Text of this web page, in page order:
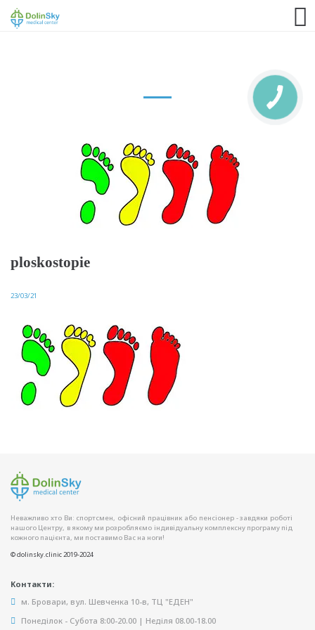
ploskostopie
23/03/21
Неважливо хто Ви: спортсмен, офісний працівник або пенсіонер - завдяки роботі
нашого Центру, в якому ми розробляємо індивідуальну комплексну програму під
кожного пацієнта, ми поставимо Вас на ноги!
© dolinsky.clinic 2019-2024
Контакти:
м. Бровари, вул. Шевченка 10-в, ТЦ "ЕДЕН"
Понеділок - Субота 8:00-20.00 | Неділя 08.00-18.00